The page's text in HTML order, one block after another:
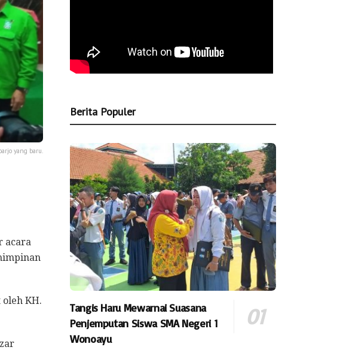
yang baru.
acara
KH.
Berita Populer
Tangis Haru Mewarnai Suasana
Penjemputan Siswa SMA Negeri 1
Wonoayu